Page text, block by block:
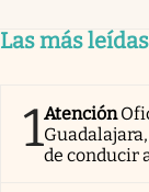
Las más
1Atención
de conducir